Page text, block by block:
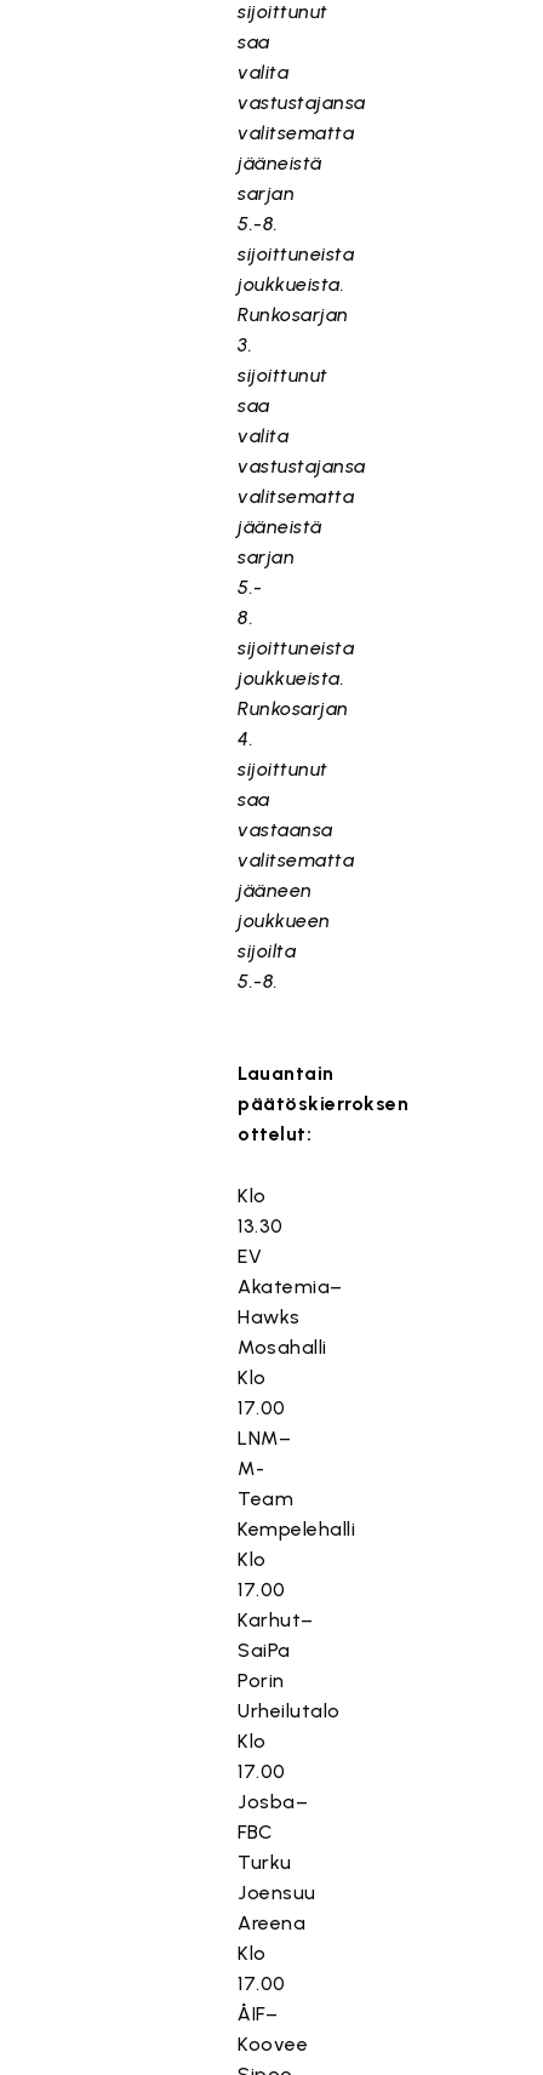
sijoittunut
saa
valita
vastustajansa
valitsematta
jääneistä
sarjan
5.-8.
sijoittuneista
joukkueista.
Runkosarjan
3.
sijoittunut
saa
valita
vastustajansa
valitsematta
jääneistä
sarjan
5.-
8.
sijoittuneista
joukkueista.
Runkosarjan
4.
sijoittunut
saa
vastaansa
valitsematta
jääneen
joukkueen
sijoilta
5.-8.
Lauantain
päätöskierroksen
ottelut:
Klo
13.30
EV
Akatemia–
Hawks
Mosahalli
Klo
17.00
LNM–
M-
Team
Kempelehalli
Klo
17.00
Karhut–
SaiPa
Porin
Urheilutalo
Klo
17.00
Josba–
FBC
Turku
Joensuu
Areena
Klo
17.00
ÅIF–
Koovee